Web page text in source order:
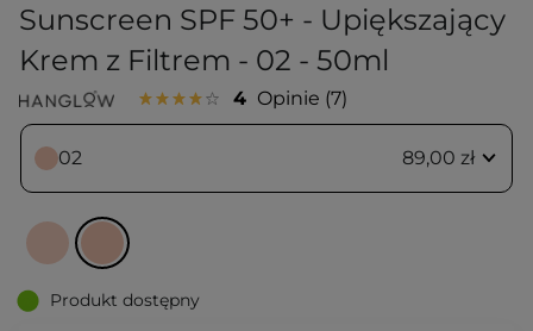
Sunscreen SPF 50+ - Upiększający
Krem z Filtrem - 02 - 50ml
4 Opinie 7
02 89,00 zł
Produkt dostępny